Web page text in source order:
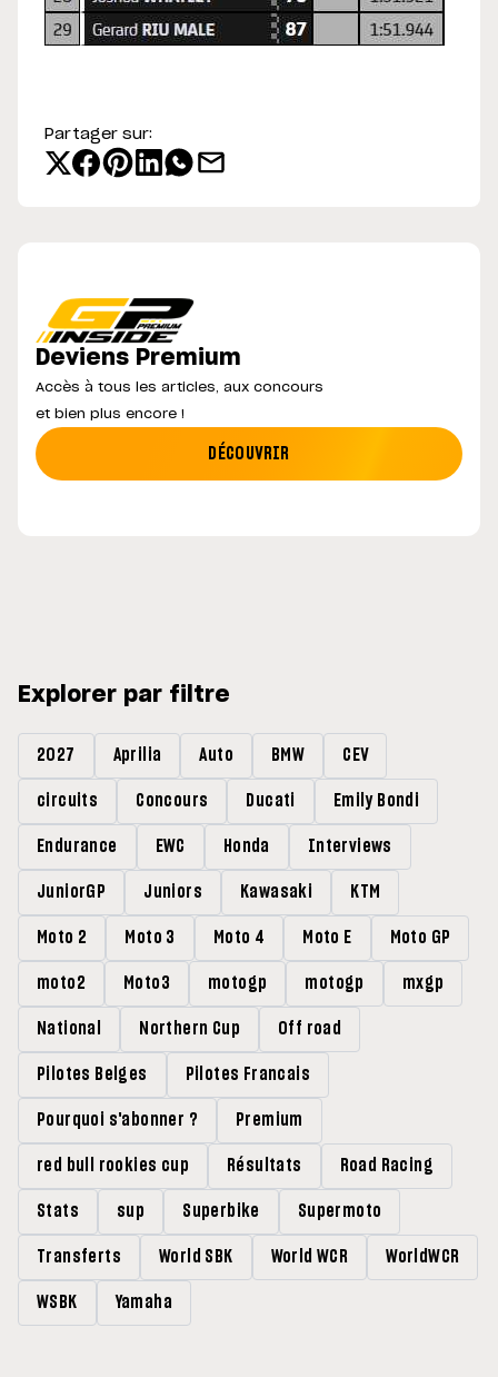
Partager sur:
Deviens Premium
Accès à tous les articles, aux concours
et bien plus encore !
DÉCOUVRIR
Explorer par filtre
2027 Aprilia Auto BMW CEV
circuits Concours Ducati Emily Bondi
Endurance EWC Honda Interviews
JuniorGP Juniors Kawasaki KTM
Moto 2 Moto 3 Moto 4 Moto E Moto GP
moto2 Moto3 motogp motogp mxgp
National Northern Cup Off road
Pilotes Belges Pilotes Francais
Pourquoi s'abonner ? Premium
red bull rookies cup Résultats Road Racing
Stats sup Superbike Supermoto
Transferts World SBK World WCR WorldWCR
WSBK Yamaha